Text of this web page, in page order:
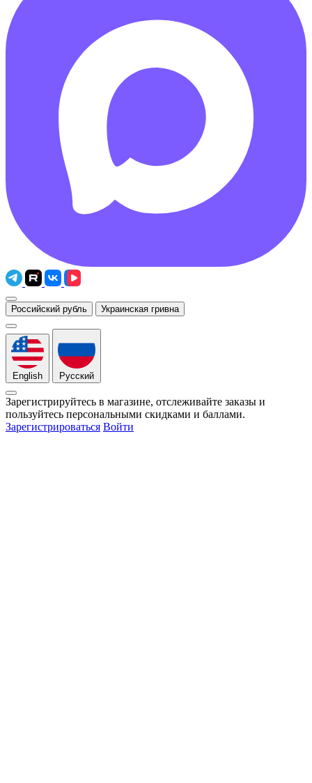
Российский рубль Украинская гривна
English Русский
Зарегистрируйтесь в магазине, отслеживайте заказы и
пользуйтесь персональными скидками и баллами.
Зарегистрироваться Войти